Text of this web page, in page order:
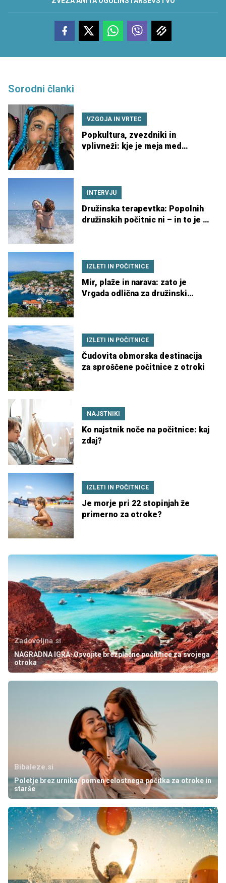
Sorodni članki
VZGOJA IN VRTEC
Popkultura, zvezdniki in
vplivneži: kje je meja med
INTERVJU
Družinska terapevtka: Popolnih
družinskih počitnic ni – in to je v
IZLETI IN POČITNICE
Mir, plaže in narava: zato je
Vrgada odlična za družinski
IZLETI IN POČITNICE
Čudovita obmorska destinacija
za sproščene počitnice z otroki
NAJSTNIKI
Ko najstnik noče na počitnice: kaj
zdaj?
IZLETI IN POČITNICE
Je morje pri 22 stopinjah že
primerno za otroke?
Zadovoljna.si
NAGRADNA IGRA: Osvojite brezplačne počitnice za svojega
otroka
Bibaleze.si
Poletje brez urnika: pomen celostnega počitka za otroke in
starše